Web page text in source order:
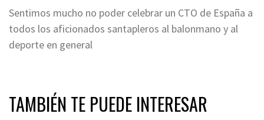
Sentimos mucho no poder celebrar un CTO de España a
todos los aficionados santapleros al balonmano y al
deporte en general
TAMBIÉN TE PUEDE INTERESAR